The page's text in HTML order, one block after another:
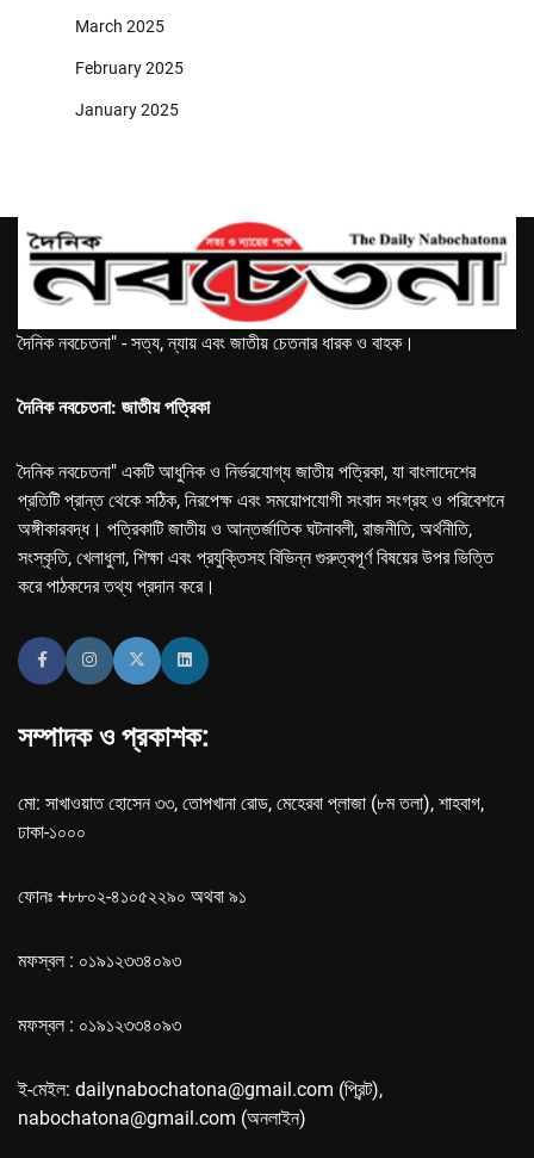
March 2025
February 2025
January 2025
দৈনিক নবচেতনা" - সত্য, ন্যায় এবং জাতীয় চেতনার ধারক ও বাহক।
দৈনিক নবচেতনা: জাতীয় পত্রিকা
দৈনিক নবচেতনা" একটি আধুনিক ও নির্ভরযোগ্য জাতীয় পত্রিকা, যা বাংলাদেশের
প্রতিটি প্রান্ত থেকে সঠিক, নিরপেক্ষ এবং সময়োপযোগী সংবাদ সংগ্রহ ও পরিবেশনে
অঙ্গীকারবদ্ধ। পত্রিকাটি জাতীয় ও আন্তর্জাতিক ঘটনাবলী, রাজনীতি, অর্থনীতি,
সংস্কৃতি, খেলাধুলা, শিক্ষা এবং প্রযুক্তিসহ বিভিন্ন গুরুত্বপূর্ণ বিষয়ের উপর ভিত্তি
করে পাঠকদের তথ্য প্রদান করে।
সম্পাদক ও প্রকাশক:
মো: সাখাওয়াত হোসেন ৩৩, তোপখানা রোড, মেহেরবা প্লাজা (৮ম তলা), শাহবাগ,
ঢাকা-১০০০
ফোনঃ +৮৮০২-৪১০৫২২৯০ অথবা ৯১
মফস্বল : ০১৯১২৩৩৪০৯৩
মফস্বল : ০১৯১২৩৩৪০৯৩
ই-মেইল: dailynabochatona@gmail.com (প্রিন্ট),
nabochatona@gmail.com (অনলাইন)